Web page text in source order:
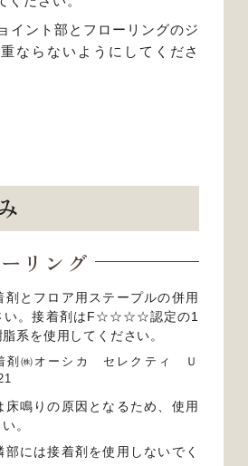
イント部とフローリングのジ
ならないようにしてくださ
リング
剤とフロア用ステープルの併用
い。接着剤はF☆☆☆☆認定の1
系を使用してください。
剤㈱オーシカ セレクティ Ｕ
床鳴りの原因となるため、使用
。
には接着剤を使用しないでく